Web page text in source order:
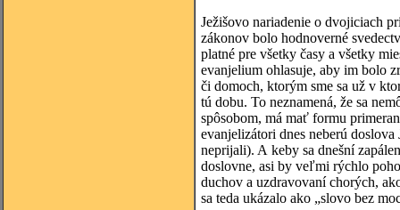
Ježišovo nariadenie o dvojiciach
zákonov bolo hodnoverné
platné pre všetky časy a všetky
evanjelium ohlasuje, aby im bolo
či domoch, ktorým sme sa už v
tú dobu. To neznamená, že sa
spôsobom, má mať formu
evanjelizátori dnes neberú
neprijali). A keby sa dnešní
doslovne, asi by veľmi rýchlo
duchov a uzdravovaní chorých,
sa teda ukázalo ako „slovo bez